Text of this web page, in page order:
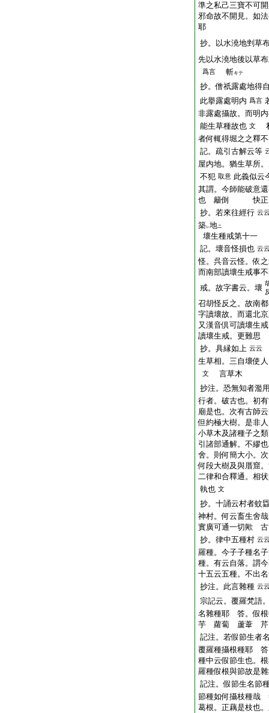
準之私己三寶不可
邪命故不開見。如法
耶
抄。以水澆地剉草
先以水澆地後以草
爲言 斬キテ
抄。僧祇露處地得
此擧露處明内 爲言
非露處攝故。而明
能生草種故也 文
者何輒得堀之之釋
記。疏引古解云等
屋内地。猶生草所
不犯 取意 此義似云
其謂。今師能破意
也 籬倒
快正
抄。若來往經行 云
築レ地ニ
壞生種戒第十一
記。壞音怪損也 云
怪。呉音云怪。依
而南部讀壞生戒事
戒。故字書云。壞
召胡怪反之。故南
字讀壞故。而還北
又漢音倶可讀壞生
讀壞生戒。更難思
抄。具縁如上 云云
生草相。三自壞使
文 言草木
抄注。恐無知者濫
行者。破古也。初
廟是也。次有古師
但約極大樹。是非
小草木及諸種子之
引諸部通解。不繆
舍。則何簡大小。
何段大樹及與厝窟
二律和合釋通。相
執也 文
抄。十誦云村者蚊
神村。何云畜生舍
實廣可通一切歟
抄。律中五種村 云
羅種。今子子種名
種。有云自落。謂
十五云五種。不出
抄注。此言雜種 云
宗記云。覆羅梵語
名雜種耶 答。假
芋
蘿蔔 蘆葦
芹
記注。若假節生者
覆羅種攝根種耶 答
種中云假節生也。
羅種假根與節故是
記注。假節生名節
節種如何攝枝種哉
葛根。正藕是枝也